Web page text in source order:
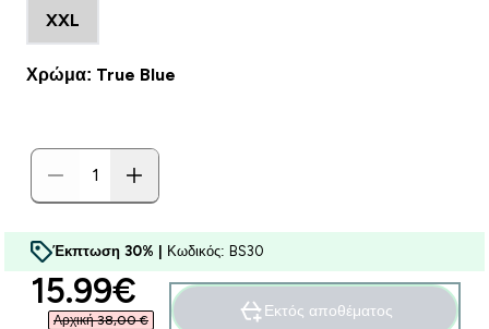
XXL
Χρώμα: True Blue
Έκπτωση 30% | Κωδικός: BS30
discounted price
15.99€‎
Αρχική 38,00 €‎
Εκτός αποθέματος